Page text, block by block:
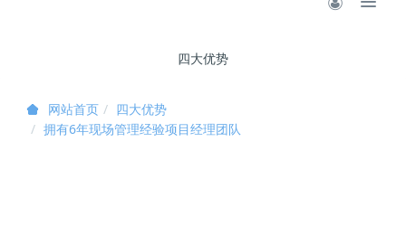
四大优势
网站首页
四大优势
拥有6年现场管理经验项目经理团队